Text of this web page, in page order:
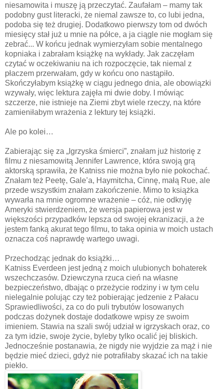
niesamowita i muszę ją przeczytać. Zaufałam – mamy tak
podobny gust literacki, że niemal zawsze to, co lubi jedna,
podoba się też drugiej. Dodatkowo pierwszy tom od dwóch
miesięcy stał już u mnie na półce, a ja ciągle nie mogłam się
zebrać... W końcu jednak wymierzyłam sobie mentalnego
kopniaka i zabrałam książkę na wykłady. Jak zaczęłam
czytać w oczekiwaniu na ich rozpoczęcie, tak niemal z
płaczem przerwałam, gdy w końcu ono nastąpiło.
Skończyłabym książkę w ciągu jednego dnia, ale obowiązki
wzywały, więc lektura zajęła mi dwie doby. I mówiąc
szczerze, nie istnieje na Ziemi zbyt wiele rzeczy, na które
zamieniłabym wrażenia z lektury tej książki.
Ale po kolei…
Zabierając się za „Igrzyska śmierci”, znałam już historię z
filmu z niesamowitą Jennifer Lawrence, która swoją grą
aktorską sprawiła, że Katniss nie można było nie pokochać.
Znałam też Peetę, Gale’a, Haymitcha, Cinnę, małą Rue, ale
przede wszystkim znałam zakończenie. Mimo to książka
wywarła na mnie ogromne wrażenie – cóż, nie odkryję
Ameryki stwierdzeniem, że wersja papierowa jest w
większości przypadków lepsza od swojej ekranizacji, a że
jestem fanką akurat tego filmu, to taka opinia w moich ustach
oznacza coś naprawdę wartego uwagi.
Przechodząc jednak do książki…
Katniss Everdeen jest jedną z moich ulubionych bohaterek
wszechczasów. Dziewczyna rzuca cień na własne
bezpieczeństwo, dbając o przeżycie rodziny i w tym celu
nielegalnie polując czy też pobierając jedzenie z Pałacu
Sprawiedliwości, za co do puli trybutów losowanych
podczas dożynek dostaje dodatkowe wpisy ze swoim
imieniem. Stawia na szali swój udział w igrzyskach oraz, co
za tym idzie, swoje życie, byleby tylko ocalić jej bliskich.
Jednocześnie postanawia, że nigdy nie wyjdzie za mąż i nie
będzie mieć dzieci, gdyż nie potrafiłaby skazać ich na takie
piekło.